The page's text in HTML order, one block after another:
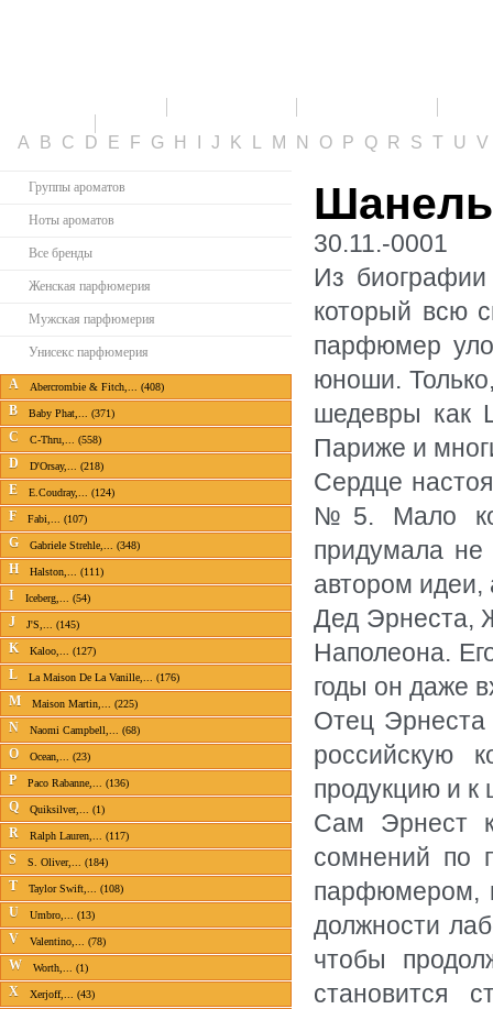
A B C D E F G H J K M N O P Q R S T U V
Группы ароматов
Ноты ароматов
Все бренды
Женская парфюмерия
Мужская парфюмерия
Унисекс парфюмерия
A Abercrombie & Fitch,... (408)
B Baby Phat,... (371)
C C-Thru,... (558)
D D'Orsay,... (218)
E E.Coudray,... (124)
F Fabi,... (107)
G Gabriele Strehle,... (348)
H Halston,... (111)
I Iceberg,... (54)
J J'S,... (145)
K Kaloo,... (127)
L La Maison De La Vanille,... (176)
M Maison Martin,... (225)
N Naomi Campbell,... (68)
O Ocean,... (23)
P Paco Rabanne,... (136)
Q Quiksilver,... (1)
R Ralph Lauren,... (117)
S S. Oliver,... (184)
T Taylor Swift,... (108)
U Umbro,... (13)
V Valentino,... (78)
W Worth,... (1)
X Xerjoff,... (43)
30.11.-0001
Из
который всю
парфюмер
юноши.
шедевры как
Париже и
Сердце
№5. Мало
придумала не
автором
Дед Эрнеста,
Наполеона.
годы он даже
Отец Эрнеста
российскую
продукцию и к
Сам Эрнест
сомнений по
парфюмером,
должности
чтобы
становится